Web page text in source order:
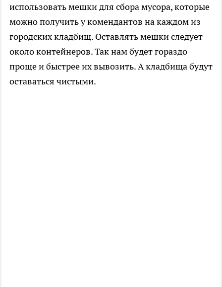
использовать мешки для сбора мусора, которые
можно получить у комендантов на каждом из
городских кладбищ. Оставлять мешки следует
около контейнеров. Так нам будет гораздо
проще и быстрее их вывозить. А кладбища будут
оставаться чистыми.